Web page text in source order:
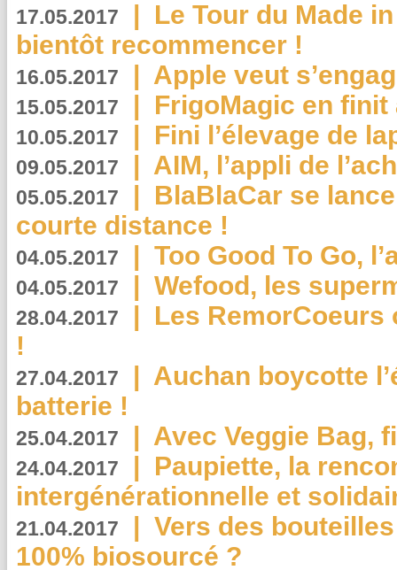
17.05.2017 | Le Tour du Made
bientôt recommencer !
16.05.2017 | Apple veut
15.05.2017 | FrigoMagic en
10.05.2017 | Fini l’élevage de
09.05.2017 | AIM, l’appli de
05.05.2017 | BlaBlaCar se
courte distance !
04.05.2017 | Too Good To Go,
04.05.2017 | Wefood, les
28.04.2017 | Les RemorCoeurs
!
27.04.2017 | Auchan boycotte
batterie !
25.04.2017 | Avec Veggie Bag,
24.04.2017 | Paupiette, la
intergénérationnelle et
21.04.2017 | Vers des
100% biosourcé ?